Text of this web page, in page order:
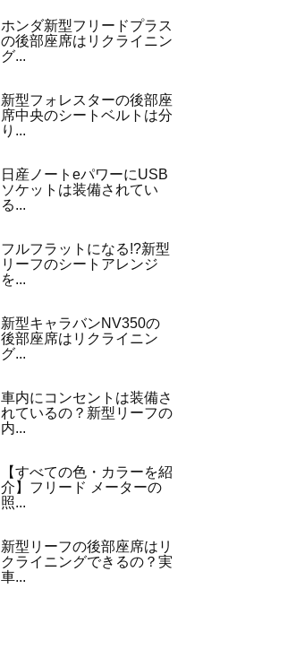
ホンダ新型フリードプラス
の後部座席はリクライニン
グ...
新型フォレスターの後部座
席中央のシートベルトは分
り...
日産ノートeパワーにUSB
ソケットは装備されてい
る...
フルフラットになる!?新型
リーフのシートアレンジ
を...
新型キャラバンNV350の
後部座席はリクライニン
グ...
車内にコンセントは装備さ
れているの？新型リーフの
内...
【すべての色・カラーを紹
介】フリード メーターの
照...
新型リーフの後部座席はリ
クライニングできるの？実
車...